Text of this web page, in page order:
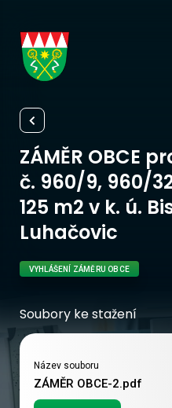
ZÁMĚR OBCE
č. 960/9, 960/
125 m2 v k. ú.
Luhačovic
VYHLÁŠENÍ ZÁMĚRU OBCE
Soubory ke stažení
Název souboru
ZÁMĚR OBCE-2.pdf